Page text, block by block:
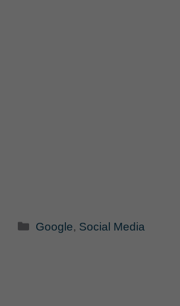
Categorie
Google, Social Media